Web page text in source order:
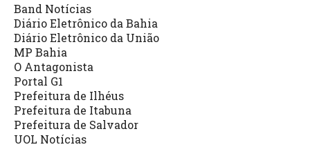
Band Notícias
Diário Eletrônico da Bahia
Diário Eletrônico da União
MP Bahia
O Antagonista
Portal G1
Prefeitura de Ilhéus
Prefeitura de Itabuna
Prefeitura de Salvador
UOL Notícias